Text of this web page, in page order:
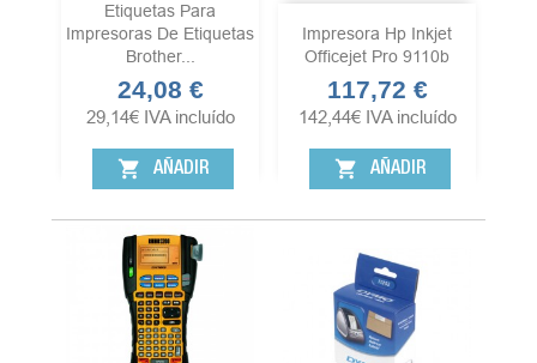
Etiquetas Para
Impresoras De Etiquetas
Brother...
Precio
24,08 €
29,14€ IVA incluído
shopping_cart AÑADIR
Impresora Hp Inkjet
Officejet Pro 9110b
Precio
117,72 €
142,44€ IVA incluído
shopping_cart AÑADIR